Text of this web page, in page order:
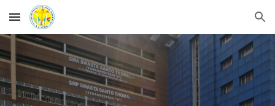
Skip to main content Skip to navigation